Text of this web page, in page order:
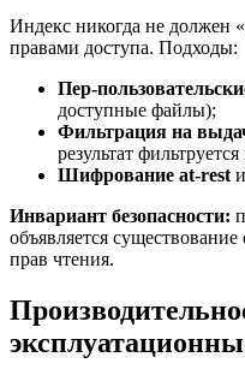
Индекс никогда не должен
правами доступа. Подходы:
Пер-
доступные файлы);
Фильтрация на
результат
Шифрование at-rest
Инвариант безопасности:
объявляется
прав чтения.